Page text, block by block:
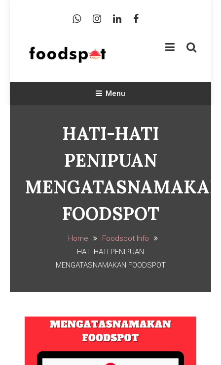
Foodspot Blog Menu
HATI-HATI
PENIPUAN
FOODSPOT
Home
Foodspot Info
HATI-HATI PENIPUAN
MENGATASNAMAKAN FOODSPOT